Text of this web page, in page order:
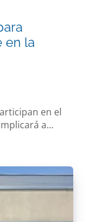
en la
en el
a...